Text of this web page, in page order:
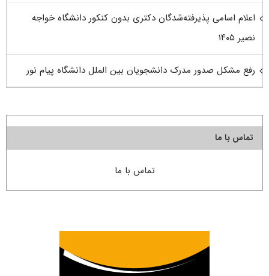
اعلام اسامی پذیرفته‌شدگان دکتری بدون کنکور دانشگاه خواجه
نصیر ۱۴۰۵
رفع مشکل صدور مدرک دانشجویان بین الملل دانشگاه پیام نور
تماس با ما
تماس با ما